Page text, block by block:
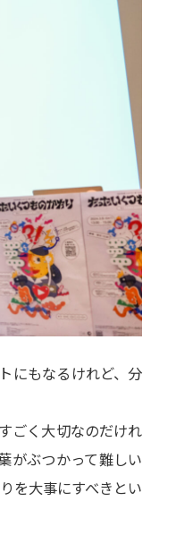
にもなるけれど、分
ごく大切なのだけれ
がぶつかって難しい
を大事にすべきとい